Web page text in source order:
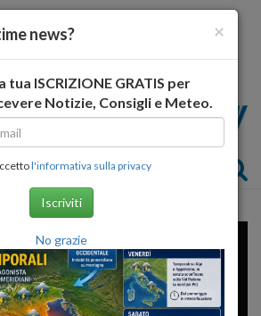
×
news?
tua ISCRIZIONE GRATIS per
Notizie, Consigli e Meteo.
l'informativa sulla privacy
Iscriviti
No grazie